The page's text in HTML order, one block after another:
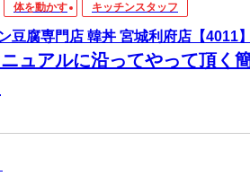
体を動かす キッチンスタッフ
豆腐専門店 韓丼 宮城利府店【4011】
ュアルに沿ってやって頂く